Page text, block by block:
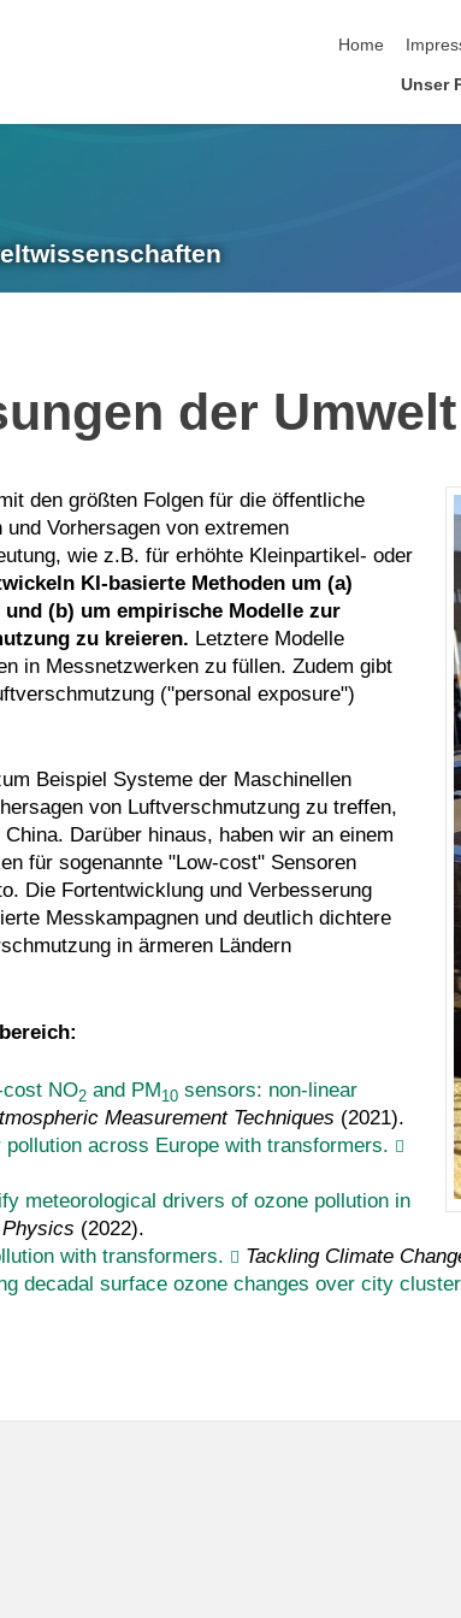
Home
Unser
der Umwelt
den größten Folgen für die öffentliche
Vorhersagen von extremen
wie z.B. für erhöhte Kleinpartikel- oder
KI-basierte Methoden um (a)
(b) um empirische Modelle zur
zu kreieren. Letztere Modelle
in Messnetzwerken zu füllen. Zudem gibt
("personal exposure")
Beispiel Systeme der Maschinellen
von Luftverschmutzung zu treffen,
Darüber hinaus, haben wir an einem
für sogenannte "Low-cost" Sensoren
Die Fortentwicklung und Verbesserung
Messkampagnen und deutlich dichtere
in ärmeren Ländern
NO2 and PM 10 sensors: non-linear
Measurement Techniques (2021).
across Europe with transformers.
meteorological drivers of ozone pollution in
(2022).
with transformers. Tackling Climate
decadal surface ozone changes over city